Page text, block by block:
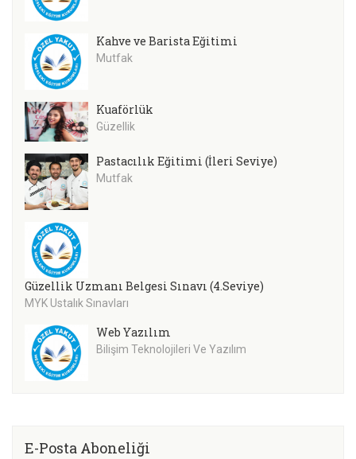
Kahve ve Barista Eğitimi
Mutfak
Kuaförlük
Güzellik
Pastacılık Eğitimi (İleri Seviye)
Mutfak
Güzellik Uzmanı Belgesi Sınavı (4.Seviye)
MYK Ustalık Sınavları
Web Yazılım
Bilişim Teknolojileri Ve Yazılım
E-Posta Aboneliği